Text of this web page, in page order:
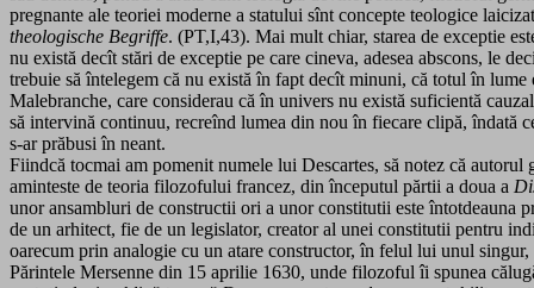
pregnante ale teoriei moderne a statului sînt concepte teologice
theologische Begriffe. (PT,I,43). Mai mult chiar, starea de exceptie
nu există decît stări de exceptie pe care cineva, adesea abscons, le
trebuie să întelegem că nu există în fapt decît minuni, că totul în
Malebranche, care considerau că în univers nu există suficientă
să intervină continuu, recreînd lumea din nou în fiecare clipă, îndată
s-ar prăbusi în neant.
Fiindcă tocmai am pomenit numele lui Descartes, să notez că
aminteste de teoria filozofului francez, din începutul părtii a doua a
unor ansambluri de constructii ori a unor constitutii este întotdeauna
de un arhitect, fie de un legislator, creator al unei constitutii pentru
oarecum prin analogie cu un atare constructor, în felul lui unul
Părintele Mersenne din 15 aprilie 1630, unde filozoful îi spunea